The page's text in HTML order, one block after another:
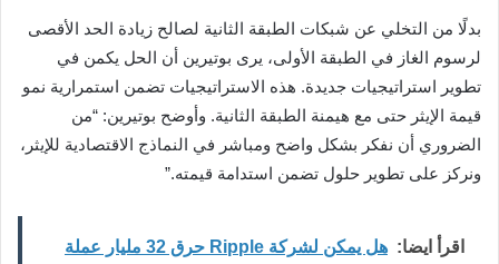
بدلًا من التخلي عن شبكات الطبقة الثانية لصالح زيادة الحد الأقصى
لرسوم الغاز في الطبقة الأولى، يرى بوتيرين أن الحل يكمن في
تطوير استراتيجيات جديدة. هذه الاستراتيجيات تضمن استمرارية نمو
قيمة الإيثر حتى مع هيمنة الطبقة الثانية. وأوضح بوتيرين: “من
الضروري أن نفكر بشكل واضح ومباشر في النماذج الاقتصادية للإيثر،
ونركز على تطوير حلول تضمن استدامة قيمته.”
اقرأ ايضا:
هل يمكن لشركة Ripple حرق 32 مليار عملة